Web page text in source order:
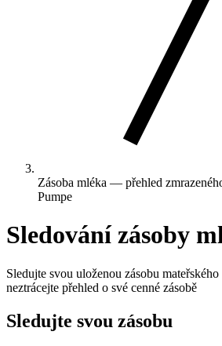
Zásoba mléka — přehled
Pumpe
Sledování zásoby
Sledujte svou uloženou zásobu
neztrácejte přehled o své cenné zásobě
Sledujte svou zásobu